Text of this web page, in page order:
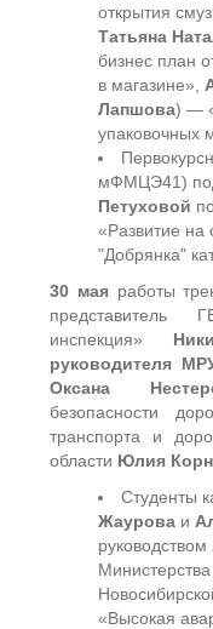
открытия
Татьяна
бизнес план
в магазине»,
Лапшова) —
упаковочных
мФМЦЭ41)
Петуховой
«Развитие на
"Добрянка"
30 мая работы
представитель
инспекция»
руководителя
Оксана
безопасности
транспорта и
области Юлия
Студенты
Жаурова и
руководством
«Высокая